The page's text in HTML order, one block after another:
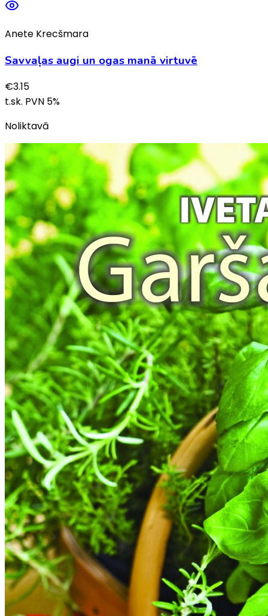
Anete Krecšmara
Savvaļas augi un ogas manā virtuvē
€3.15
t.sk. PVN 5%
Noliktavā